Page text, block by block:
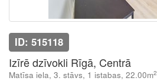
ID: 515118
Izīrē dzīvokli Rīgā, Centrā
Matīsa iela, 3. stāvs, 1 istabas, 22.00m2